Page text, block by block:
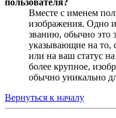
пользователя?
Вместе с именем
изображения. Одно
званию, обычно это
указывающие на то,
или на ваш статус
более крупное,
обычно уникально
Вернуться к началу